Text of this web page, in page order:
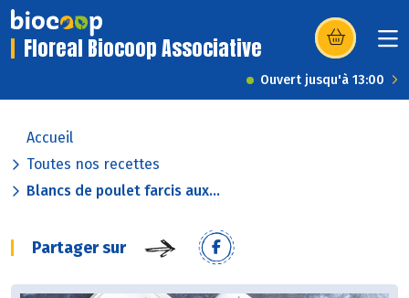
Floreal Biocoop Associative (s’ouvre dans
Ouvert jusqu'à 13:00
Accueil
Toutes nos recettes
Blancs de poulet farcis aux...
Partager sur